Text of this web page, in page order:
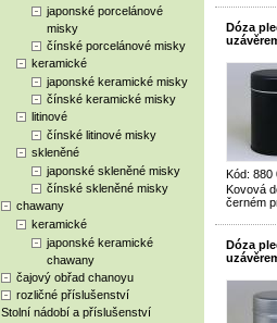
japonské porcelánové
misky
čínské porcelánové misky
keramické
japonské keramické misky
čínské keramické misky
litinové
čínské litinové misky
skleněné
japonské skleněné misky
čínské skleněné misky
chawany
keramické
japonské keramické
chawany
čajový obřad chanoyu
rozličné příslušenství
Stolní nádobí a příslušenství
Dóza
Kód: 880
Kovová
černém
Dóza